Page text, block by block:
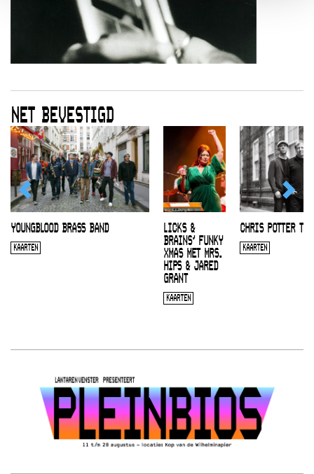
NET BEVESTIGD
YOUNGBLOOD BRASS BAND
KAARTEN
LICKS &
BRAINS’ FUNKY
XMAS MET MRS.
HIPS & JARED
GRANT
KAARTEN
CHRIS POTTER
KAARTEN